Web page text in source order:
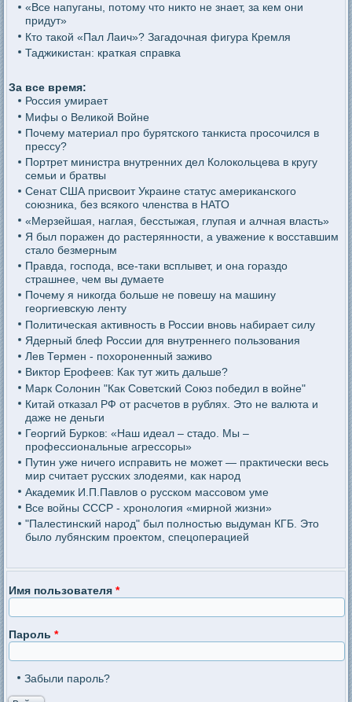
«Все напуганы, потому что никто не знает, за кем они
придут»
Кто такой «Пал Лаич»? Загадочная фигура Кремля
Таджикистан: краткая справка
За все время:
Россия умирает
Мифы о Великой Войне
Почему материал про бурятского танкиста просочился в
прессу?
Портрет министра внутренних дел Колокольцева в кругу
семьи и братвы
Сенат США присвоит Украине статус американского
союзника, без всякого членства в НАТО
«Мерзейшая, наглая, бесстыжая, глупая и алчная власть»
Я был поражен до растерянности, а уважение к восставшим
стало безмерным
Правда, господа, все-таки всплывет, и она гораздо
страшнее, чем вы думаете
Почему я никогда больше не повешу на машину
георгиевскую ленту
Политическая активность в России вновь набирает силу
Ядерный блеф России для внутреннего пользования
Лев Термен - похороненный заживо
Виктор Ерофеев: Как тут жить дальше?
Марк Солонин "Как Советский Союз победил в войне"
Китай отказал РФ от расчетов в рублях. Это не валюта и
даже не деньги
Георгий Бурков: «Наш идеал – стадо. Мы –
профессиональные агрессоры»
Путин уже ничего исправить не может — практически весь
мир считает русских злодеями, как народ
Академик И.П.Павлов о русском массовом уме
Все войны СССР - хронология «мирной жизни»
"Палестинский народ" был полностью выдуман КГБ. Это
было лубянским проектом, спецоперацией
Имя пользователя*
Пароль*
Забыли пароль?